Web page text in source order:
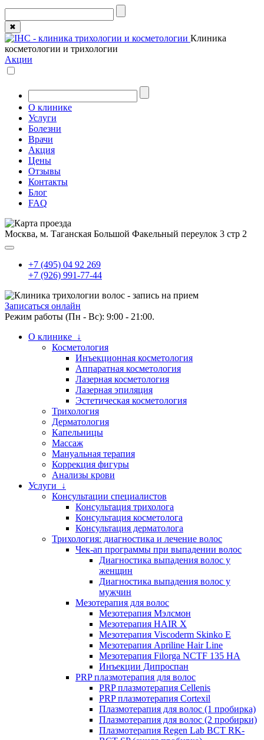
✖
Клиника
косметологии и трихологии
Акции
О клинике
Услуги
Болезни
Врачи
Акция
Цены
Отзывы
Контакты
Блог
FAQ
Москва, м. Таганская Большой Факельный переулок 3 стр 2
+7 (495) 04 92 269
+7 (926) 991-77-44
Записаться онлайн
Режим работы (Пн - Вс): 9:00 - 21:00.
О клинике ↓
Косметология
Инъекционная косметология
Аппаратная косметология
Лазерная косметология
Лазерная эпиляция
Эстетическая косметология
Трихология
Дерматология
Капельницы
Массаж
Мануальная терапия
Коррекция фигуры
Анализы крови
Услуги ↓
Консультации специалистов
Консультация трихолога
Консультация косметолога
Консультация дерматолога
Трихология: диагностика и лечение волос
Чек-ап программы при выпадении волос
Диагностика выпадения волос у
женщин
Диагностика выпадения волос у
мужчин
Мезотерапия для волос
Мезотерапия Мэлсмон
Мезотерапия HAIR X
Мезотерапия Viscoderm Skinko E
Мезотерапия Apriline Hair Line
Мезотерапия Filorga NCTF 135 HA
Инъекции Дипроспан
PRP плазмотерапия для волос
PRP плазмотерапия Cellenis
PRP плазмотерапия Cortexil
Плазмотерапия для волос (1 пробирка)
Плазмотерапия для волос (2 пробирки)
Плазмотерапия Regen Lab BCT RK-